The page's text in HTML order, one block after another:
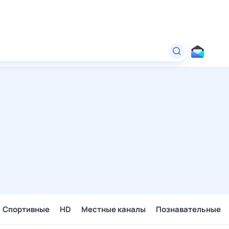
Спортивные HD Местные каналы Познавательные